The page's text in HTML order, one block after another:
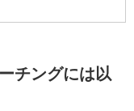
チングには以